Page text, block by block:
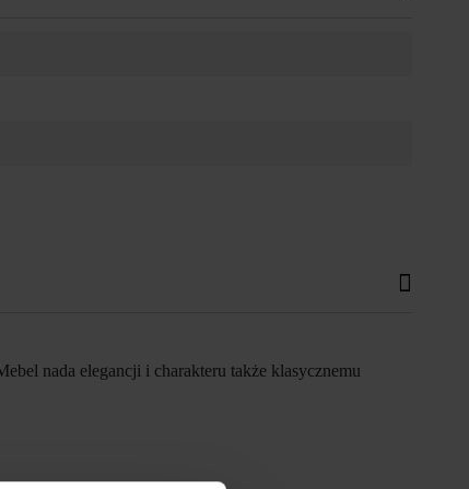
nada elegancji i charakteru także klasycznemu